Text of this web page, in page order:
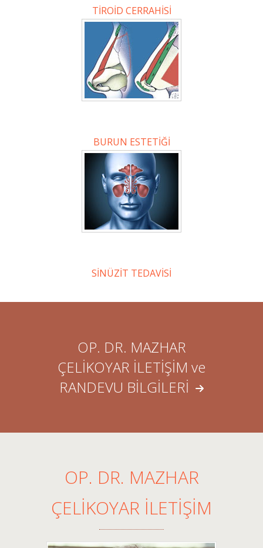
TİROİD CERRAHİSİ
BURUN ESTETİĞİ
SİNÜZİT TEDAVİSİ
OP. DR. MAZHAR
ÇELİKOYAR İLETİŞİM ve
RANDEVU BİLGİLERİ
OP. DR. MAZHAR
ÇELİKOYAR İLETİŞİM